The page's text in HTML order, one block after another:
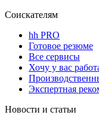
Соискателям
hh PRO
Готовое резюме
Все сервисы
Хочу у вас
Экспертная
Новости и статьи